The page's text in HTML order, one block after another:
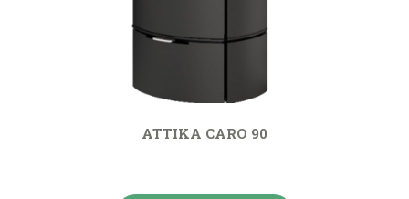
ATTIKA CARO 90